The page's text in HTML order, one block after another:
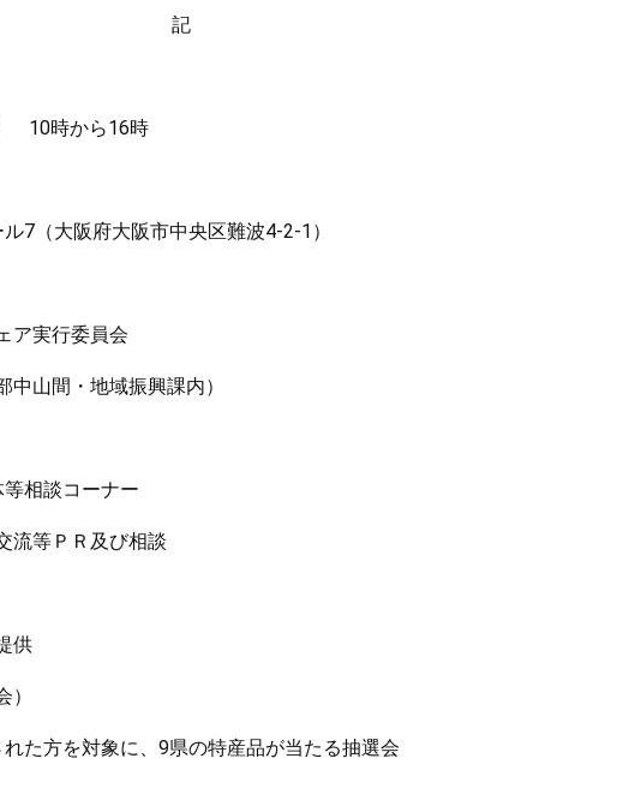
記
10時から16時
大阪府大阪市中央区難波4-2-1）
実行委員会
山間・地域振興課内）
相談コーナー
等ＰＲ及び相談
供
方を対象に、9県の特産品が当たる抽選会